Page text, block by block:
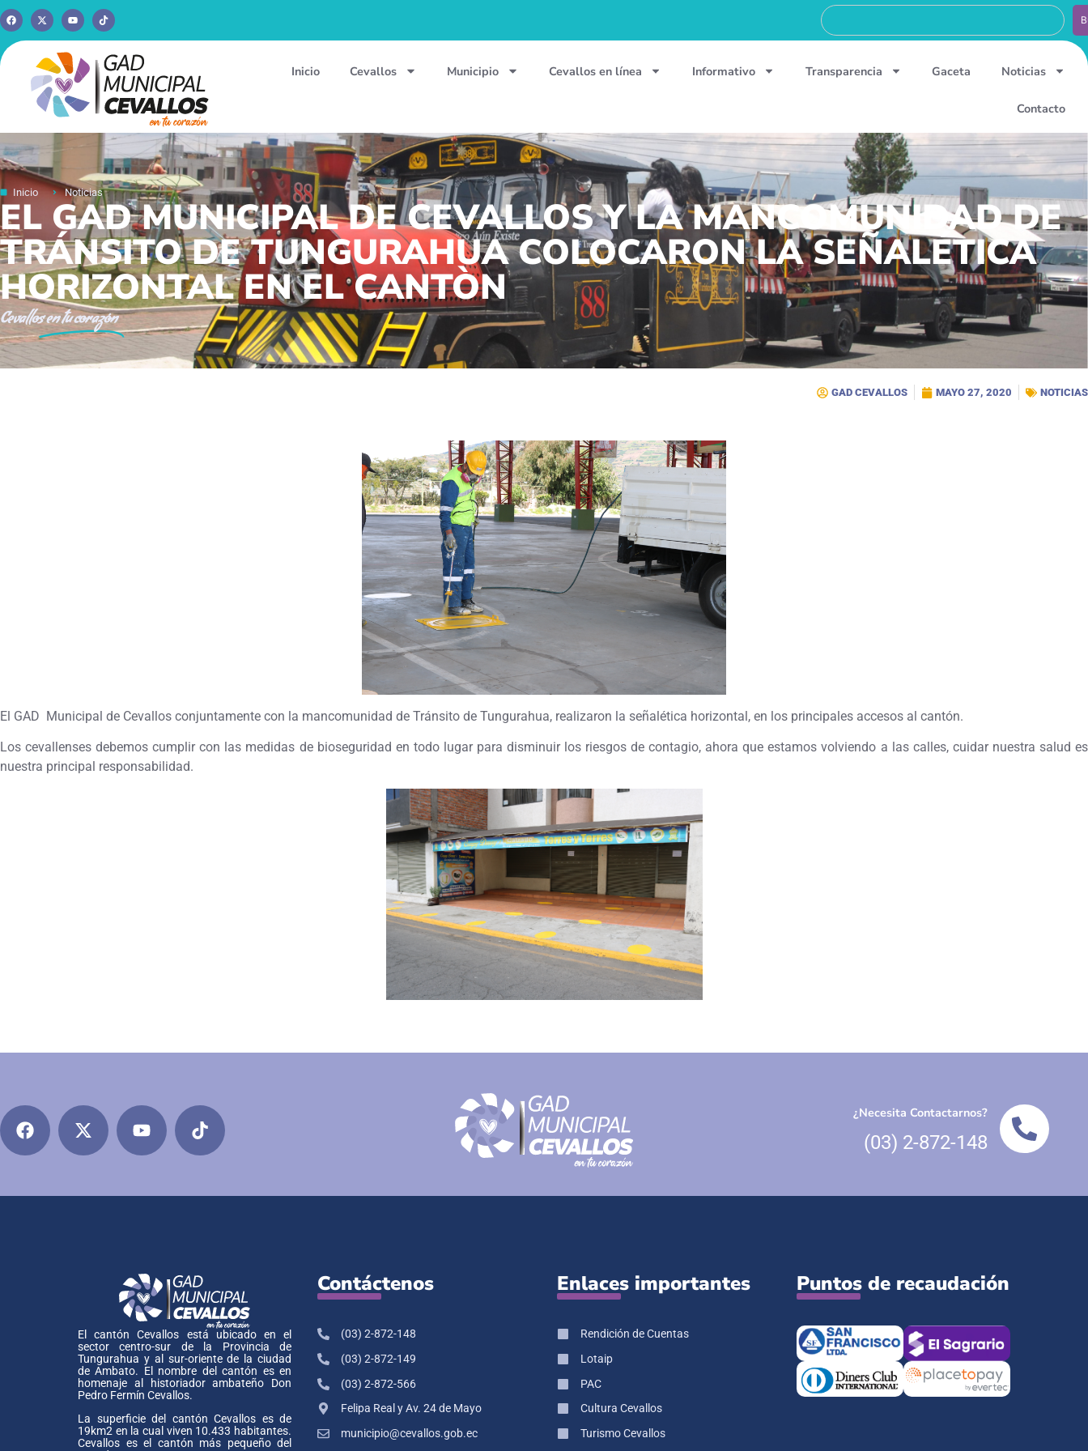
Inicio Cevallos Municipio Cevallos en línea Informativo Transparencia Gaceta Noticias
Contacto
Inicio Noticias
EL GAD MUNICIPAL DE CEVALLOS Y LA MANCOMUNIDAD DE
TRÁNSITO DE TUNGURAHUA COLOCARON LA SEÑALÉTICA
HORIZONTAL EN EL CANTÒN
Cevallosen tu corazón
GAD CEVALLOS MAYO 27, 2020 NOTICIAS
El GAD Municipal de Cevallos conjuntamente con la mancomunidad de Tránsito de Tungurahua, realizaron la señalética horizontal, en los principales accesos al cantón.
Los cevallenses debemos cumplir con las medidas de bioseguridad en todo lugar para disminuir los riesgos de contagio, ahora que estamos volviendo a las calles, cuidar nuestra salud es
nuestra principal responsabilidad.
¿Necesita Contactarnos?
(03) 2-872-148
El cantón Cevallos está ubicado en el
sector centro-sur de la Provincia de
Tungurahua y al sur-oriente de la ciudad
de Ambato. El nombre del cantón es en
homenaje al historiador ambateño Don
Pedro Fermín Cevallos.
La superficie del cantón Cevallos es de
19km2 en la cual viven 10.433 habitantes.
Cevallos es el cantón más pequeño del
Contáctenos
(03) 2-872-148
(03) 2-872-149
(03) 2-872-566
Felipa Real y Av. 24 de Mayo
municipio@cevallos.gob.ec
Enlaces importantes
Rendición de Cuentas
Lotaip
PAC
Cultura Cevallos
Turismo Cevallos
Puntos de recaudación